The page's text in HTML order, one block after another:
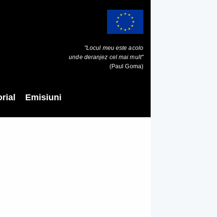
"Locul meu este acolo
unde deranjez cel mai mult"
(Paul Goma)
Emisiuni